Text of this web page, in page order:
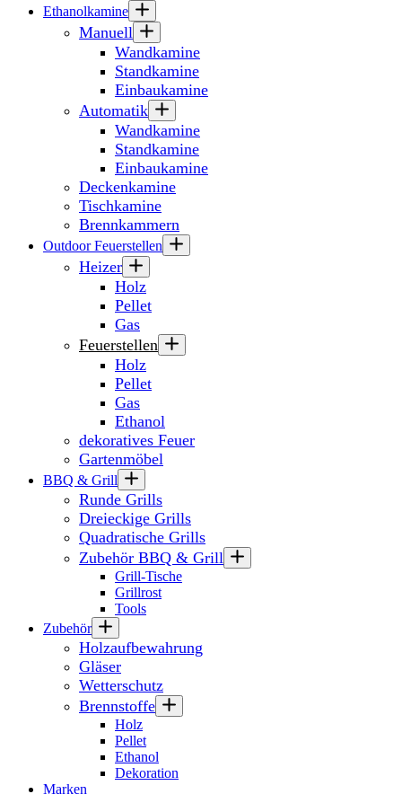
Ethanolkamine
Manuell
Wandkamine
Standkamine
Einbaukamine
Automatik
Wandkamine
Standkamine
Einbaukamine
Deckenkamine
Tischkamine
Brennkammern
Outdoor Feuerstellen
Heizer
Holz
Pellet
Gas
Feuerstellen
Holz
Pellet
Gas
Ethanol
dekoratives Feuer
Gartenmöbel
BBQ & Grill
Runde Grills
Dreieckige Grills
Quadratische Grills
Zubehör BBQ & Grill
Grill-Tische
Grillrost
Tools
Zubehör
Holzaufbewahrung
Gläser
Wetterschutz
Brennstoffe
Holz
Pellet
Ethanol
Dekoration
Marken